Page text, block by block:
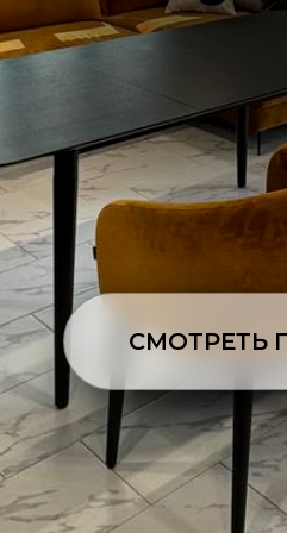
СМОТРЕТЬ ПРОЕКТЫ